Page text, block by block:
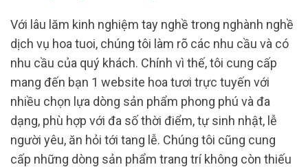
Với lâu lăm kinh nghiệm tay nghề trong nghành nghề
dịch vụ hoa tuoi, chúng tôi làm rõ các nhu cầu và có
nhu cầu của quý khách. Chính vì thế, tôi cung cấp
mang đến bạn 1 website hoa tươi trực tuyến với
nhiều chọn lựa dòng sản phẩm phong phú và đa
dạng, phù hợp với đa số thời điểm, tự sinh nhật, lễ
người yêu, ăn hỏi tới tang lễ. Chúng tôi cũng cung
cấp những dòng sản phẩm trang trí không còn thiếu